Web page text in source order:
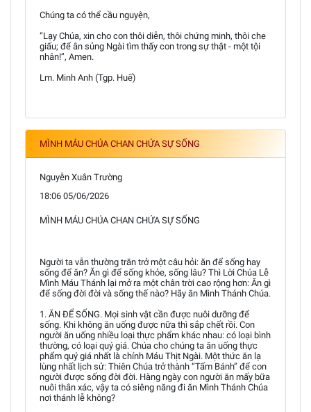
Chúng ta có thể cầu nguyện,
“Lạy Chúa, xin cho con thôi diễn, thôi chứng minh, thôi che
giấu; để ân sủng Ngài tìm thấy con trong sự thật - một tội
nhân!”, Amen.
Lm. Minh Anh (Tgp. Huế)
MÌNH MÁU CHÚA CHAN CHỨA SỰ SỐNG
Nguyễn Xuân Trường
18:06 05/06/2026
MÌNH MÁU CHÚA CHAN CHỨA SỰ SỐNG
Người ta vẫn thường trăn trở một câu hỏi: ăn để sống hay
sống để ăn? Ăn gì để sống khỏe, sống lâu? Thì Lời Chúa Lễ
Mình Máu Thánh lại mở ra một chân trời cao rộng hơn: Ăn gì
để sống đời đời và sống thế nào? Hãy ăn Mình Thánh Chúa.
1. ĂN ĐỂ SỐNG. Mọi sinh vật cần được nuôi dưỡng để
sống. Khi không ăn uống được nữa thì sắp chết rồi. Con
người ăn uống nhiều loại thực phẩm khác nhau: có loại bình
thường, có loại quý giá. Chúa cho chúng ta ăn uống thực
phẩm quý giá nhất là chính Máu Thịt Ngài. Một thức ăn lạ
lùng nhất lịch sử: Thiên Chúa trở thành “Tấm Bánh” để con
người được sống đời đời. Hàng ngày con người ăn mấy bữa
nuôi thân xác, vậy ta có siêng năng đi ăn Mình Thánh Chúa
nơi thánh lễ không?